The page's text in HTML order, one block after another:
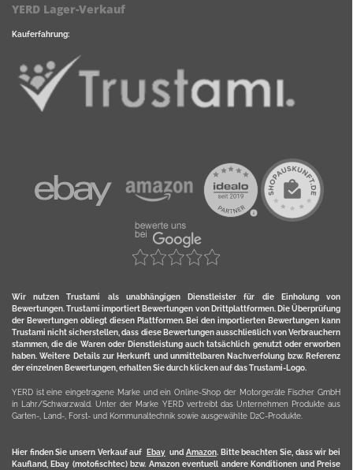
YERD Lager-Verkauf
Kauferfahrung:
Wir nutzen Trustami als unabhängigen Dienstleister für die Einholung von
Bewertungen. Trustami importiert Bewertungen von Drittplattformen. Die Überprüfung
der Bewertungen obliegt diesen Plattformen. Bei den importierten Bewertungen kann
Trustami nicht sicherstellen, dass diese Bewertungen ausschließlich von Verbrauchern
stammen, die die Waren oder Dienstleistung auch tatsächlich genutzt oder erworben
haben. Weitere Details zur Herkunft und unmittelbaren Nachverfolung bzw. Referenz
der einzelnen Bewertungen, erhalten Sie durch klicken auf das Trustami-Logo.
YERD ist eine eingetragene Marke und ein Online-Shop der Motorgeräte Fischer GmbH
in Lahr/Schwarzwald. Unter der Marke YERD vertreibt das Unternehmen Produkte aus
Garten-, Land-, Forst- und Kommunaltechnik sowie ausgewählte D2C-Produkte.
Hier finden Sie unsern Verkauf auf Ebayund Amazon. Bitte beachten Sie, dass wir bei
Kaufland, Ebay (motofischtec) bzw. Amazon eventuell andere Konditionen und Preise